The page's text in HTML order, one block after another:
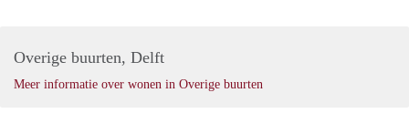
Overige buurten, Delft
Meer informatie over wonen in Overige buurten